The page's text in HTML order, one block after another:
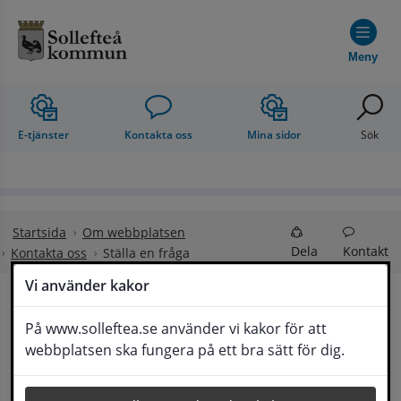
Vi använder kakor
På www.solleftea.se använder vi kakor för att
webbplatsen ska fungera på ett bra sätt för dig.
Meny
E-tjänster Kontakta oss Mina sidor Sök
Startsida
Om webbplatsen
Kontakta oss
Ställa en fråga Dela Kontakt
Ställa en fråga
Om din fråga är omfattande kan det bli aktuellt